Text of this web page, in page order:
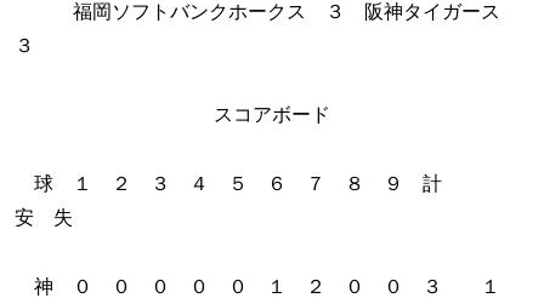
福岡ソフトバンクホークス ３ 阪神タイガース
３
スコアボード
球 １ ２ ３ ４ ５ ６ ７ ８ ９ 計
安 失
神 ０ ０ ０ ０ ０ １ ２ ０ ０ ３ １